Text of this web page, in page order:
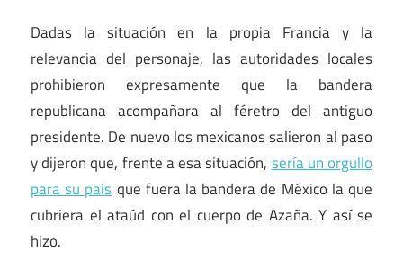
Dadas la situación en la propia Francia y la
relevancia del personaje, las autoridades locales
prohibieron expresamente que la bandera
republicana acompañara al féretro del antiguo
presidente. De nuevo los mexicanos salieron al paso
y dijeron que, frente a esa situación,sería un orgullo
para su paísque fuera la bandera de México la que
cubriera el ataúd con el cuerpo de Azaña. Y así se
hizo.